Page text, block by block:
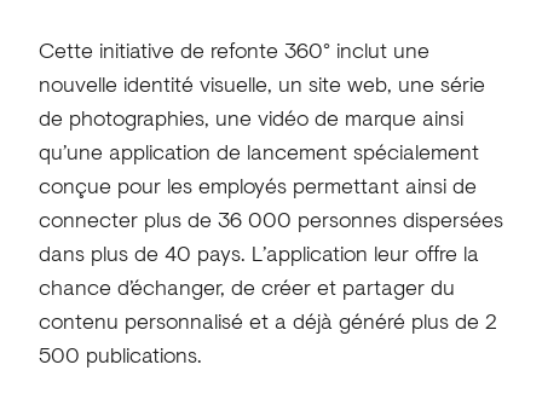
Cette initiative de refonte 360° inclut une
nouvelle identité visuelle, un site web, une série
de photographies, une vidéo de marque ainsi
qu’une application de lancement spécialement
conçue pour les employés permettant ainsi de
connecter plus de 36 000 personnes dispersées
dans plus de 40 pays. L’application leur offre la
chance d’échanger, de créer et partager du
contenu personnalisé et a déjà généré plus de 2
500 publications.